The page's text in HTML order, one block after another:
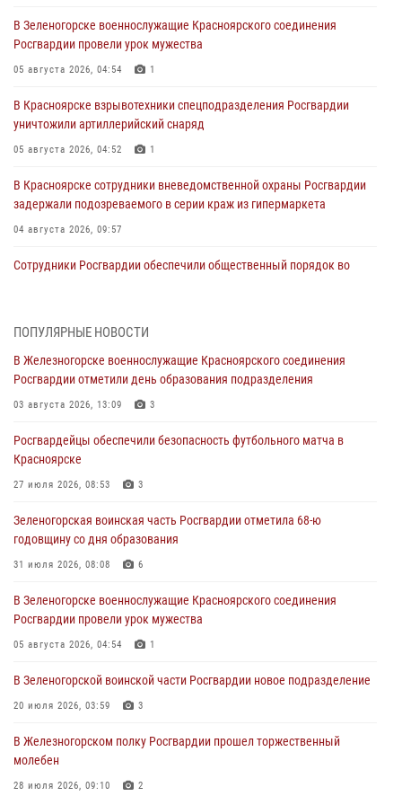
В Зеленогорске военнослужащие Красноярского соединения
Росгвардии провели урок мужества
05 августа 2026, 04:54 1
В Красноярске взрывотехники спецподразделения Росгвардии
уничтожили артиллерийский снаряд
05 августа 2026, 04:52 1
В Красноярске сотрудники вневедомственной охраны Росгвардии
задержали подозреваемого в серии краж из гипермаркета
04 августа 2026, 09:57
Сотрудники Росгвардии обеспечили общественный порядок во
в серии краж из супермаркета
04 августа 2026, 06:50
познакомили отдыхающих детей с тонкостями РХБ защиты
03 августа 2026, 13:12
Росгвардии отметили день образования подразделения
03 августа 2026, 13:09
годовщину со дня образования
31 июля 2026, 08:08
ПОПУЛЯРНЫЕ НОВОСТИ
В Железногорске военнослужащие Красноярского соединения
Росгвардии отметили день образования подразделения
03 августа 2026, 13:09 3
Росгвардейцы обеспечили безопасность футбольного матча в
Красноярске
27 июля 2026, 08:53 3
Зеленогорская воинская часть Росгвардии отметила 68-ю
годовщину со дня образования
31 июля 2026, 08:08 6
В Зеленогорске военнослужащие Красноярского соединения
Росгвардии провели урок мужества
05 августа 2026, 04:54 1
В Зеленогорской воинской части Росгвардии новое подразделение
20 июля 2026, 03:59 3
В Железногорском полку Росгвардии прошел торжественный
молебен
28 июля 2026, 09:10 2